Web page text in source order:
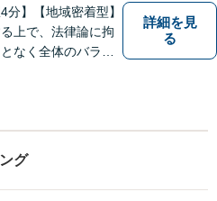
4分】【地域密着型】
上で、法律論に拘
なく全体のバラン
トの話を丁寧に聞
疎通を測った上で最
を提示します。
詳細を見
る
グ